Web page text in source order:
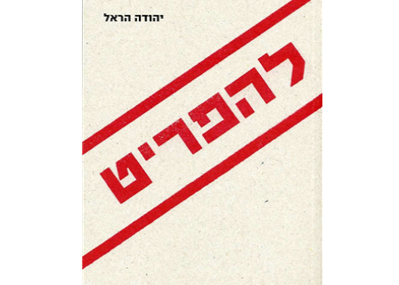
הנחת אתר ספר מודפס
$27